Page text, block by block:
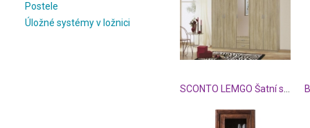
Postele
Úložné systémy v ložnici